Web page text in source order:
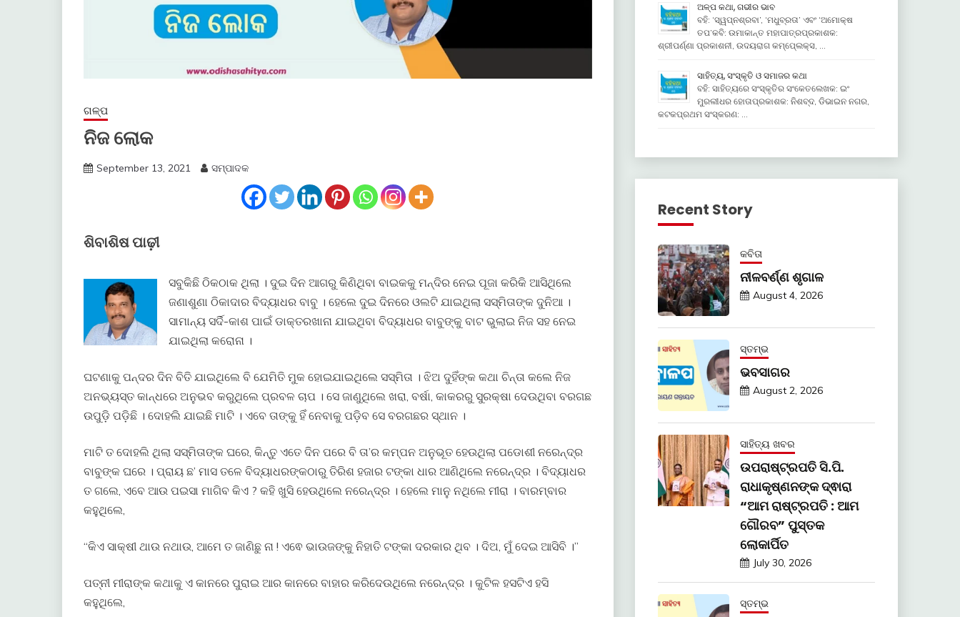
ଗଳ୍ପ
ନିଜ ଲୋକ
September 13, 2021 ସମ୍ପାଦକ
ଶିବାଶିଷ ପାଢ଼ୀ
ସବୁକିଛି ଠିକଠାକ ଥିଲା । ଦୁଇ ଦିନ ଆଗରୁ କିଣିଥିବା ବାଇକକୁ ମନ୍ଦିର ନେଇ ପୂଜା କରିକି ଆସିଥିଲେ
ଜଣାଶୁଣା ଠିକାଦାର ବିଦ୍ୟାଧର ବାବୁ । ହେଲେ ଦୁଇ ଦିନରେ ଓଲଟି ଯାଇଥିଲା ସସ୍ମିତାଙ୍କ ଦୁନିଆ ।
ସାମାନ୍ୟ ସର୍ଦି-କାଶ ପାଇଁ ଡାକ୍ତରଖାନା ଯାଇଥିବା ବିଦ୍ୟାଧର ବାବୁଙ୍କୁ ବାଟ ଭୁଲାଇ ନିଜ ସହ ନେଇ
ଯାଇଥିଲା କରୋନା ।
ଘଟଣାକୁ ପନ୍ଦର ଦିନ ବିତି ଯାଇଥିଲେ ବି ଯେମିତି ମୁକ ହୋଇଯାଇଥିଲେ ସସ୍ମିତା । ଝିଅ ଦୁହିଁଙ୍କ କଥା ଚିନ୍ତା କଲେ ନିଜ
ଅନଭ୍ୟସ୍ତ କାନ୍ଧରେ ଅନୁଭବ କରୁଥିଲେ ପ୍ରବଳ ଚାପ । ସେ ଜାଣୁଥିଲେ ଖରା, ବର୍ଷା, କାକରରୁ ସୁରକ୍ଷା ଦେଉଥିବା ବରଗଛ
ଉପୁଡ଼ି ପଡ଼ିଛି । ଦୋହଲି ଯାଇଛି ମାଟି । ଏବେ ତାଙ୍କୁ ହିଁ ନେବାକୁ ପଡ଼ିବ ସେ ବରଗଛର ସ୍ଥାନ ।
ମାଟି ତ ଦୋହଲି ଥିଲା ସସ୍ମିତାଙ୍କ ଘରେ, କିନ୍ତୁ ଏତେ ଦିନ ପରେ ବି ତା’ର କମ୍ପନ ଅନୁଭୂତ ହେଉଥିଲା ପଡୋଶୀ ନରେନ୍ଦ୍ର
ବାବୁଙ୍କ ଘରେ । ପ୍ରାୟ ଛ’ ମାସ ତଳେ ବିଦ୍ୟାଧରଙ୍କଠାରୁ ତିରିଶ ହଜାର ଟଙ୍କା ଧାର ଆଣିଥିଲେ ନରେନ୍ଦ୍ର । ବିଦ୍ୟାଧର
ତ ଗଲେ, ଏବେ ଆଉ ପଇସା ମାଗିବ କିଏ ? କହି ଖୁସି ହେଉଥିଲେ ନରେନ୍ଦ୍ର । ହେଲେ ମାନୁ ନଥିଲେ ମୀରା । ବାରମ୍ବାର
କହୁଥିଲେ,
“କିଏ ସାକ୍ଷୀ ଥାଉ ନଥାଉ, ଆମେ ତ ଜାଣିଛୁ ନା ! ଏଵେ ଭାଉଜଙ୍କୁ ନିହାତି ଟଙ୍କା ଦରକାର ଥିବ । ଦିଅ, ମୁଁ ଦେଇ ଆସିବି ।”
ପତ୍ନୀ ମୀରାଙ୍କ କଥାକୁ ଏ କାନରେ ପୁରାଇ ଆର କାନରେ ବାହାର କରିଦେଉଥିଲେ ନରେନ୍ଦ୍ର । କୁଟିଳ ହସଟିଏ ହସି
କହୁଥିଲେ,
ଅଳ୍ପ କଥା, ଗଭୀର ଭାବ
ବହି: ‘ସ୍ୱପ୍ନଶ୍ରବା’, ‘ମଧୁବ୍ରତା’ ଏବଂ ‘ଅମୋକ୍ଷ
ତପ’କବି: ଉମାକାନ୍ତ ମହାପାତ୍ରପ୍ରକାଶକ:
ଶ୍ରୀପର୍ଣ୍ଣା ପ୍ରକାଶନୀ, ଉଦୟରାଗ କମ୍ପେ୍ଲକ୍ସ, …
ସାହିତ୍ୟ, ସଂସ୍କୃତି ଓ ସମାଜର କଥା
ବହି: ସାହିତ୍ୟରେ ସଂସ୍କୃତିର ସଂକେତଲେଖକ: ଇଂ
ମୁରଲୀଧର ହୋତାପ୍ରକାଶକ: ନିଶବ୍ଦ, ଡିଭାଇନ ନଗର,
କଟକପ୍ରଥମ ସଂସ୍କରଣ: …
Recent Story
କବିତା
ନୀଳବର୍ଣ୍ଣ ଶୃଗାଳ
August 4, 2026
ସ୍ତମ୍ଭ
ଭବସାଗର
August 2, 2026
ସାହିତ୍ୟ ଖବର
ଉପରାଷ୍ଟ୍ରପତି ସି.ପି.
ରାଧାକୃଷ୍ଣନଙ୍କ ଦ୍ଵାରା
“ଆମ ରାଷ୍ଟ୍ରପତି : ଆମ
ଗୌରବ” ପୁସ୍ତକ
ଲୋକାର୍ପିତ
July 30, 2026
ସ୍ତମ୍ଭ